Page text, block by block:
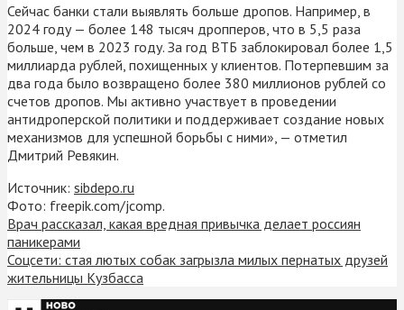
Сейчас банки стали выявлять больше дропов. Например, в
2024 году — более 148 тысяч дропперов, что в 5,5 раза
больше, чем в 2023 году. За год ВТБ заблокировал более 1,5
миллиарда рублей, похищенных у клиентов. Потерпевшим за
два года было возвращено более 380 миллионов рублей со
счетов дропов. Мы активно участвует в проведении
антидроперской политики и поддерживает создание новых
механизмов для успешной борьбы с ними», — отметил
Дмитрий Ревякин.
Источник: sibdepo.ru
Фото: freepik.com/jcomp.
Врач рассказал, какая вредная привычка делает россиян
паникерами
Соцсети: стая лютых собак загрызла милых пернатых друзей
жительницы Кузбасса